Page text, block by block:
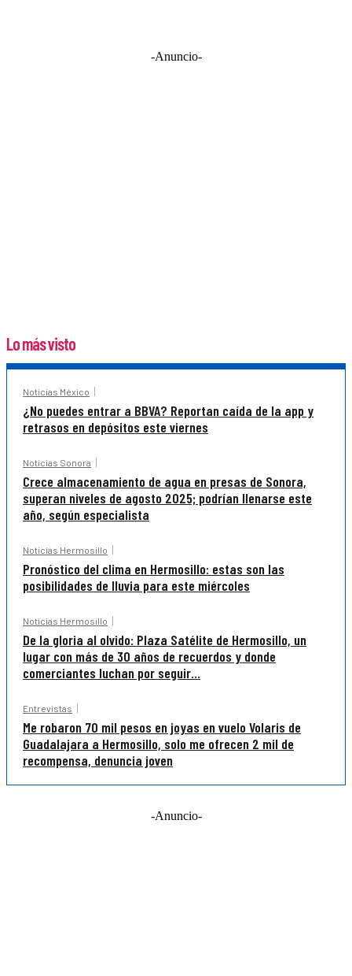
-Anuncio-
Lo más visto
Noticias México
¿No puedes entrar a BBVA? Reportan caída de la app y
retrasos en depósitos este viernes
Noticias Sonora
Crece almacenamiento de agua en presas de Sonora,
superan niveles de agosto 2025; podrían llenarse este
año, según especialista
Noticias Hermosillo
Pronóstico del clima en Hermosillo: estas son las
posibilidades de lluvia para este miércoles
Noticias Hermosillo
De la gloria al olvido: Plaza Satélite de Hermosillo, un
lugar con más de 30 años de recuerdos y donde
comerciantes luchan por seguir...
Entrevistas
Me robaron 70 mil pesos en joyas en vuelo Volaris de
Guadalajara a Hermosillo, solo me ofrecen 2 mil de
recompensa, denuncia joven
-Anuncio-